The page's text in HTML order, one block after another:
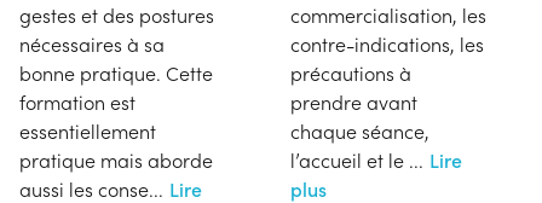
gestes et des postures
nécessaires à sa
bonne pratique. Cette
formation est
essentiellement
pratique mais aborde
aussi les conse... Lire
commercialisation, les
contre-indications, les
précautions à
prendre avant
chaque séance,
l’accueil et le ... Lire
plus